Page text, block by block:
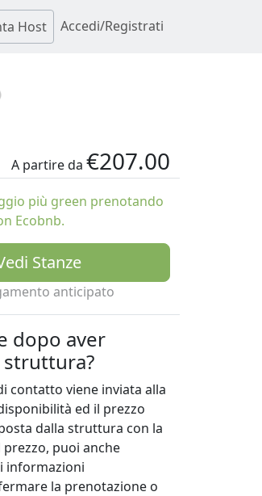
Host Accedi/Registrati
A partire da €207.00
più green prenotando
Ecobnb.
Stanze
anticipato
dopo aver
contatto viene inviata alla
ed il prezzo
dalla struttura con la
puoi anche
informazioni
la prenotazione o